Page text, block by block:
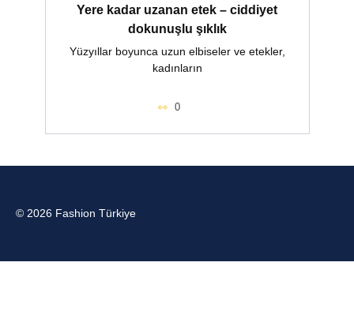
Yere kadar uzanan etek – ciddiyet
dokunuşlu şıklık
Yüzyıllar boyunca uzun elbiseler ve etekler,
kadınların
0
© 2026 Fashion Türkiye